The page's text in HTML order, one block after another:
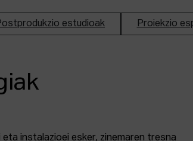
estudioak Proiekzio
eta instalazioei esker, zinemaren tresna